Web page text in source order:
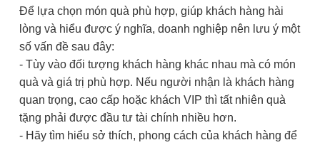
Để lựa chọn món quà phù hợp, giúp khách hàng hài
lòng và hiểu được ý nghĩa, doanh nghiệp nên lưu ý một
số vấn đề sau đây:
- Tùy vào đối tượng khách hàng khác nhau mà có món
quà và giá trị phù hợp. Nếu người nhận là khách hàng
quan trọng, cao cấp hoặc khách VIP thì tất nhiên quà
tặng phải được đầu tư tài chính nhiều hơn.
- Hãy tìm hiểu sở thích, phong cách của khách hàng để